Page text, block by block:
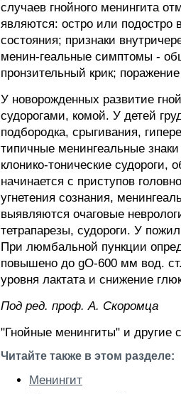
случаев гнойного менингита
являются: остро или
состояния; признаки
менин-геальные симптомы -
пронзительный крик;
У новорожденных развитие
судорогами, комой. У детей
подбородка, срыгивания,
типичные менингеальные
клонико-тонические
начинается с приступов
угнетения сознания,
выявляются очаговые
тетрапарезы, судороги. У
При люмбальной пункции
повышено до gO-600 мм вод.
уровня лактата и снижение
Пoд peд. проф. А. Скоромца
"Гнойные менингиты" и другие
Читайте также в этом разделе:
Менингит